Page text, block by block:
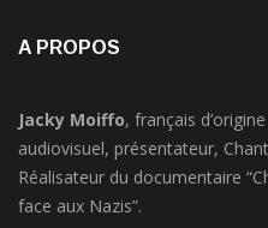
A PROPOS
Jacky Moiffo, français
audiovisuel, présentateur,
Réalisateur du documentaire
face aux Nazis”.